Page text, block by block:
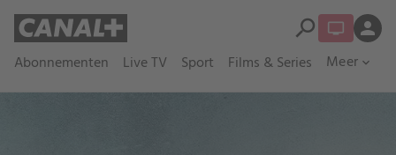
Abonnementen Live TV Sport Films & Series Meer expand_more
search person